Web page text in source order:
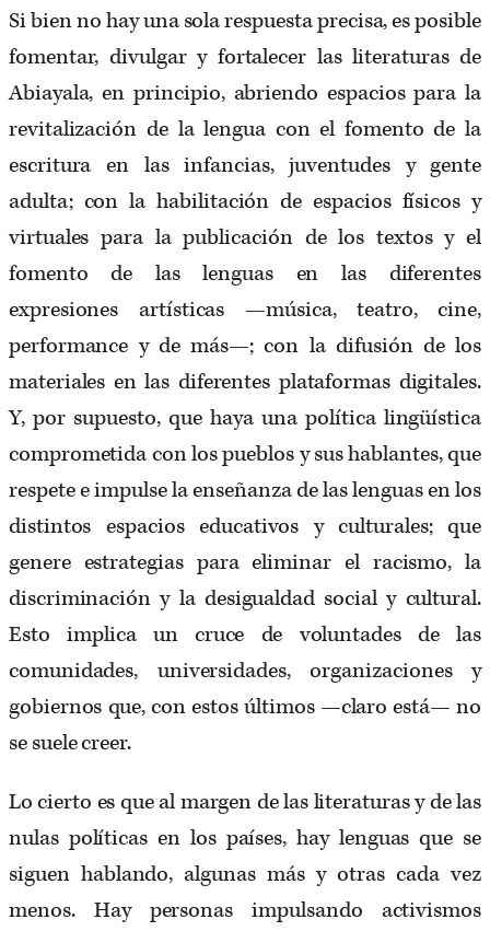
Si bien no hay una sola respuesta precisa, es posible
fomentar, divulgar y fortalecer las literaturas de
Abiayala, en principio, abriendo espacios para la
revitalización de la lengua con el fomento de la
escritura en las infancias, juventudes y gente
adulta; con la habilitación de espacios físicos y
virtuales para la publicación de los textos y el
fomento de las lenguas en las diferentes
expresiones artísticas —música, teatro, cine,
performance y de más—; con la difusión de los
materiales en las diferentes plataformas digitales.
Y, por supuesto, que haya una política lingüística
comprometida con los pueblos y sus hablantes, que
respete e impulse la enseñanza de las lenguas en los
distintos espacios educativos y culturales; que
genere estrategias para eliminar el racismo, la
discriminación y la desigualdad social y cultural.
Esto implica un cruce de voluntades de las
comunidades, universidades, organizaciones y
gobiernos que, con estos últimos —claro está— no
se suele creer.
Lo cierto es que al margen de las literaturas y de las
nulas políticas en los países, hay lenguas que se
siguen hablando, algunas más y otras cada vez
menos. Hay personas impulsando activismos